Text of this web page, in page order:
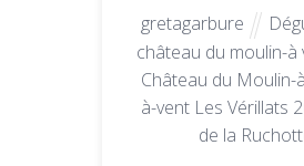
gretagarbure
château du moulin-à
Château du Moulin-
à-vent Les Vérillats
de la